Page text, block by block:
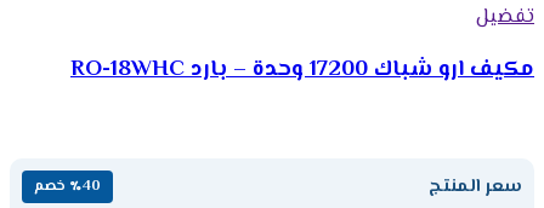
تفضيل
مكيف ارو شباك 17200 وحدة – بارد RO-18WHC
سعر المنتج ٪40 خصم